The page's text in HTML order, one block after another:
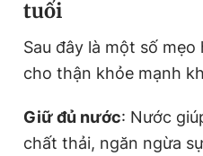
tuổi
Sau đây là một số
cho thận khỏe mạnh
Giữ đủ nước: Nước
chất thải, ngăn ngừa